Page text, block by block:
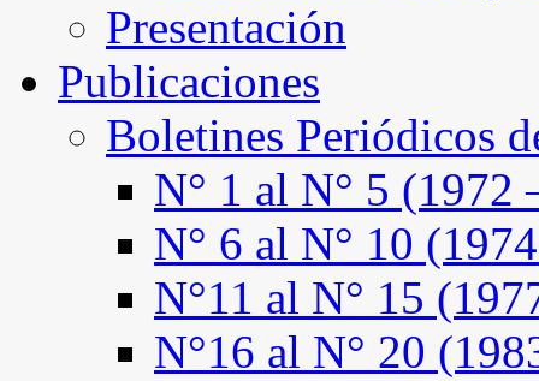
Presentación
Publicaciones
Boletines Periódicos
N° 1 al N° 5 (1972
N° 6 al N° 10
N°11 al N° 15
N°16 al N° 20